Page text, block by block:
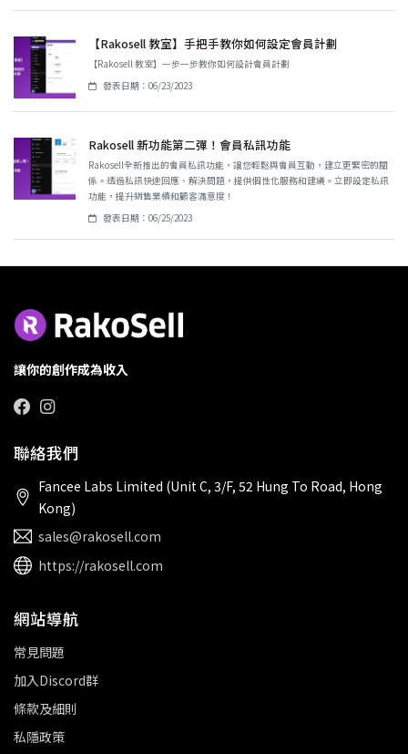
【Rakosell 教室】手把手教你如何設定會員計劃
【Rakosell 教室】一步一步教你如何設計會員計劃
發表日期：06/23/2023
Rakosell 新功能第二彈！會員私訊功能
Rakosell全新推出的會員私訊功能，讓您輕鬆與會員互動，建立更緊密的關
係。透過私訊快速回應、解決問題，提供個性化服務和建議。立即設定私訊
功能，提升銷售業績和顧客滿意度！
發表日期：06/25/2023
讓你的創作成為收入
聯絡我們
Fancee Labs Limited (Unit C, 3/F, 52 Hung To Road, Hong
Kong)
sales@rakosell.com
https://rakosell.com
網站導航
常見問題
加入Discord群
條款及細則
私隱政策